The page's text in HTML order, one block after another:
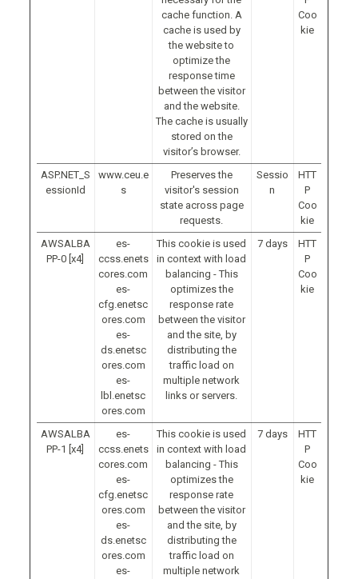
cache function. A
cache is used by
the website to
optimize the
response time
between the visitor
and the website.
The cache is usually
stored on the
visitor’s browser.
Coo
kie
ASP.NET_S
essionId
www.ceu.e
s
Preserves the
visitor's session
state across page
requests.
Sessio
n
HTT
P
Coo
kie
AWSALBA
PP-0 [x4]
es-
ccss.enets
cores.com
es-
cfg.enetsc
ores.com
es-
ds.enetsc
ores.com
es-
lbl.enetsc
ores.com
This cookie is used
in context with load
balancing - This
optimizes the
response rate
between the visitor
and the site, by
distributing the
traffic load on
multiple network
links or servers.
7 days
HTT
P
Coo
kie
AWSALBA
PP-1 [x4]
es-
ccss.enets
cores.com
es-
cfg.enetsc
ores.com
es-
ds.enetsc
ores.com
es-
This cookie is used
in context with load
balancing - This
optimizes the
response rate
between the visitor
and the site, by
distributing the
traffic load on
multiple network
7 days
HTT
P
Coo
kie